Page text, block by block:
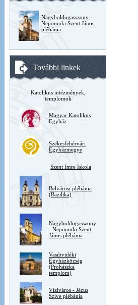
Nagyboldogasszony -
Nepomuki Szent János
plébánia
További linkek
Katolikus intézmények,
templomok
Magyar Katolikus
Egyház
Székesfehérvári
Egyházmegye
Szent Imre Iskola
Belvárosi plébánia
(Bazilika)
Nagyboldogasszony
- Nepomuki Szent
János plébánia
Vasútvidéki
Egyházközség
(Prohászka
templom)
Víziváros - Jézus
Szíve plébánia